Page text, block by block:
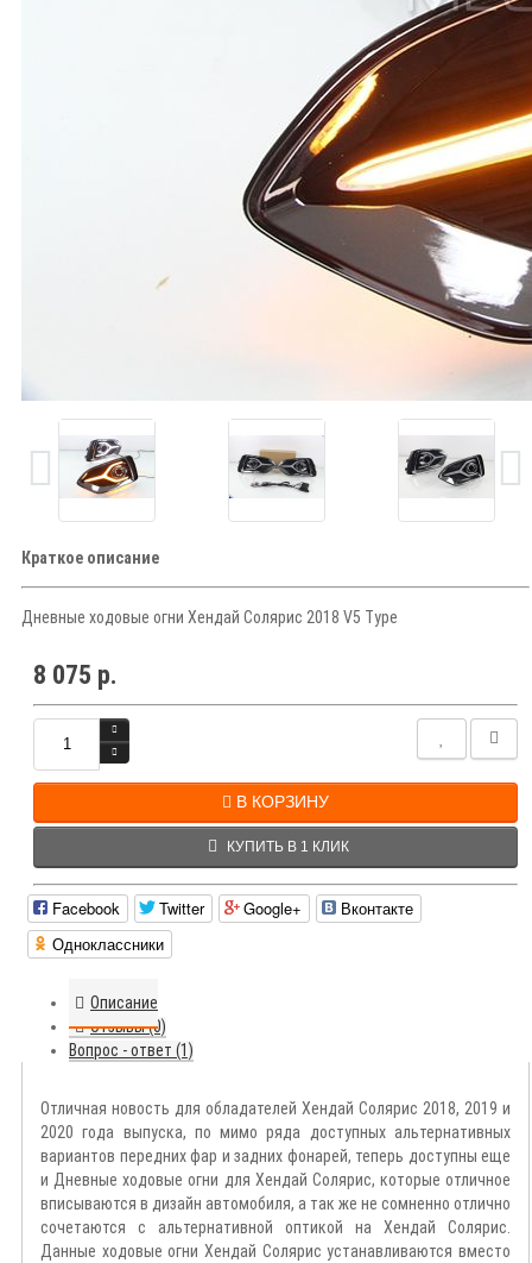
Краткое описание
Дневные ходовые огни Хендай Солярис 2018 V5 Type
8 075 р.
В КОРЗИНУ
КУПИТЬ В 1 КЛИК
Facebook Twitter Google+
Вконтакте
Одноклассники
Описание
Отзывы (0)
Вопрос - ответ (1)
Отличная новость для обладателей Хендай Солярис 2018, 2019 и
2020 года выпуска, по мимо ряда доступных альтернативных
вариантов передних фар и задних фонарей, теперь доступны еще
и Дневные ходовые огни для Хендай Солярис, которые отличное
вписываются в дизайн автомобиля, а так же не сомненно отлично
сочетаются с альтернативной оптикой на Хендай Солярис
Данные ходовые огни Хендай Солярисустанавливаются вместо